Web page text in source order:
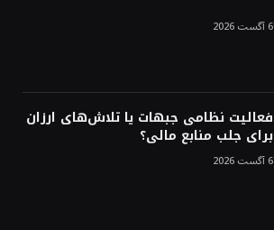
6 آگست 2026
فعالیت نظامی جبهات یا تلاش‌های ارزان
برای جلب منابع مالی؟
6 آگست 2026